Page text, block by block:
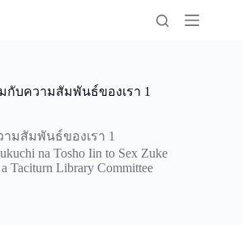
กับความสัมพันธ์ของเรา 1
na Tosho Iin to Sex Zuke
Taciturn Library Committee